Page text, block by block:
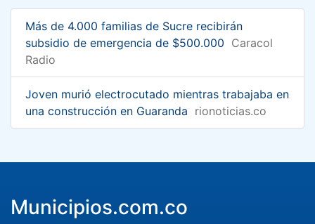
Más de 4.000 familias de Sucre recibirán
subsidio de emergencia de $500.000 Caracol
Radio
Joven murió electrocutado mientras trabajaba en
una construcción en Guaranda rionoticias.co
Municipios.com.co